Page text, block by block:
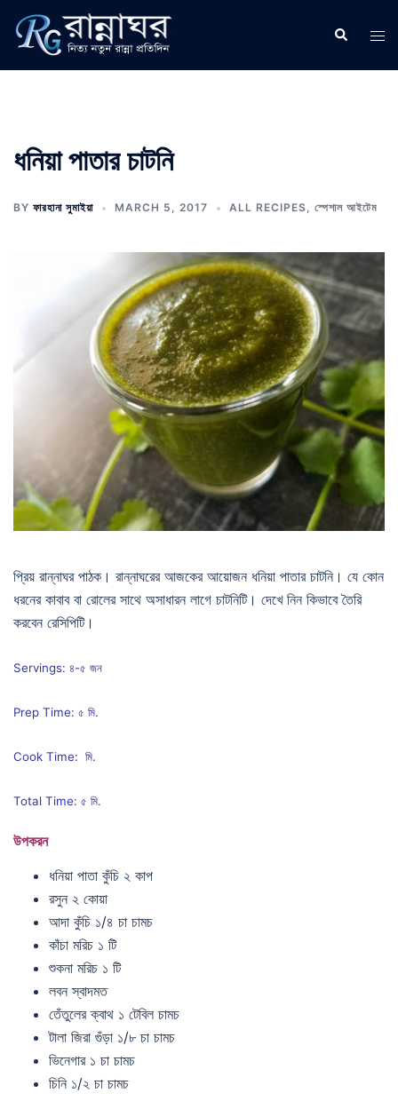
content
Search
ধনিয়া পাতার চাটনি
BY ফারহানা সুমাইয়া MARCH 5, 2017 ALL RECIPES, স্পেশাল আইটেম
প্রিয় রান্নাঘর পাঠক। রান্নাঘরের আজকের আয়োজন ধনিয়া পাতার চাটনি। যে কোন
ধরনের কাবাব বা রোলের সাথে অসাধারন লাগে চাটনিটি। দেখে নিন কিভাবে তৈরি
করবেন রেসিপিটি।
Servings: ৪-৫ জন
Prep Time: ৫ মি.
Cook Time: মি.
Total Time: ৫ মি.
উপকরন
ধনিয়া পাতা কুঁচি ২ কাপ
রসুন ২ কোয়া
আদা কুঁচি ১/৪ চা চামচ
কাঁচা মরিচ ১ টি
শুকনা মরিচ ১ টি
লবন স্বাদমত
তেঁতুলের ক্বাথ ১ টেবিল চামচ
টালা জিরা গুঁড়া ১/৮ চা চামচ
ভিনেগার ১ চা চামচ
চিনি ১/২ চা চামচ